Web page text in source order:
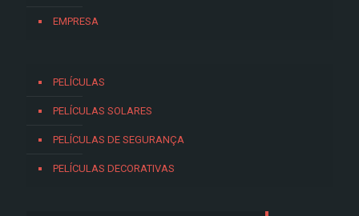
EMPRESA
PELÍCULAS
PELÍCULAS SOLARES
PELÍCULAS DE SEGURANÇA
PELÍCULAS DECORATIVAS